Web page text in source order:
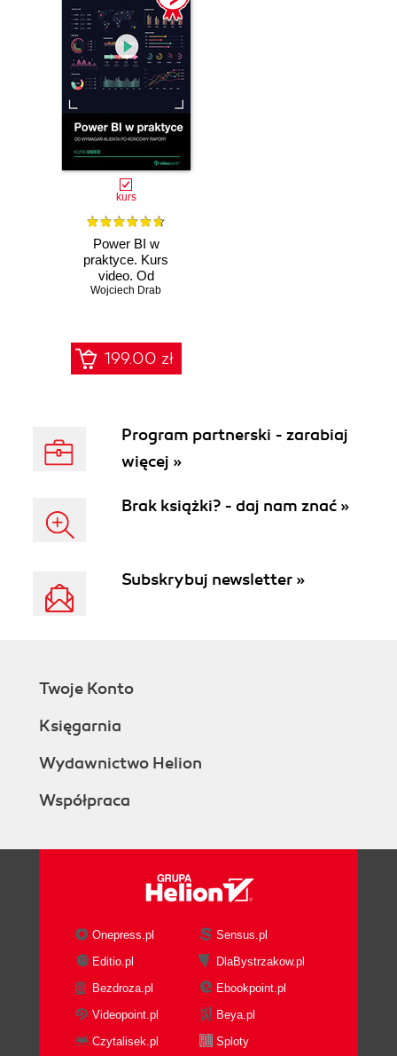
kurs
Power BI w
praktyce. Kurs
video. Od
wymagań klienta
Wojciech Drab
199.00 zł
Program partnerski - zarabiaj
więcej »
Brak książki? - daj nam znać »
Subskrybuj newsletter »
Twoje Konto
Księgarnia
Wydawnictwo Helion
Współpraca
Onepress.pl
Sensus.pl
Editio.pl
DlaBystrzakow.pl
Bezdroza.pl
Ebookpoint.pl
Videopoint.pl
Beya.pl
Czytalisek.pl
Sploty